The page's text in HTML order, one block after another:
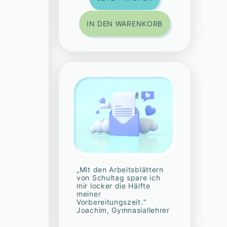
IN DEN WARENKORB
„Mit den Arbeitsblättern
von Schultag spare ich
mir locker die Hälfte
meiner
Vorbereitungszeit.“
Joachim, Gymnasiallehrer